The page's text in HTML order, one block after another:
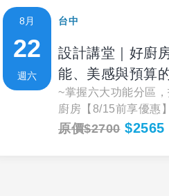
8月
22
週六
台中
設計講堂｜好廚
能、美感與預算
~掌握六大功能分區
廚房【8/15前享優惠】
原價$2700$2565